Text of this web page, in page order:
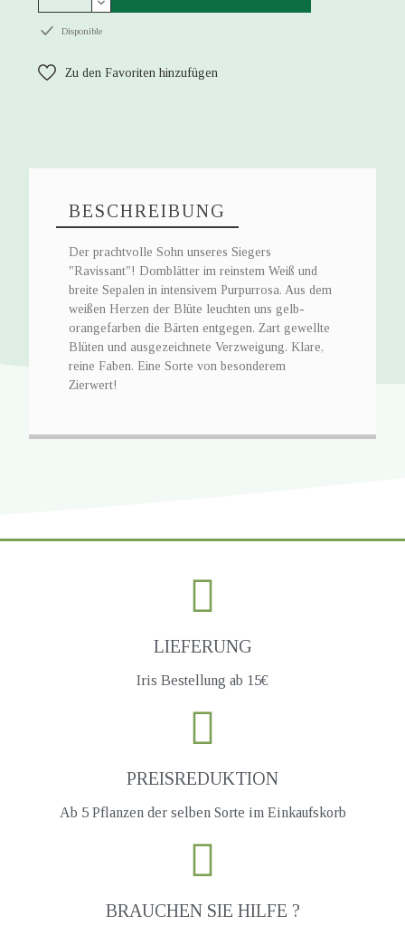
Disponible
Zu den Favoriten hinzufügen
BESCHREIBUNG
Der prachtvolle Sohn unseres Siegers
"Ravissant"! Domblätter im reinstem Weiß und
breite Sepalen in intensivem Purpurrosa. Aus dem
weißen Herzen der Blüte leuchten uns gelb-
orangefarben die Bärten entgegen. Zart gewellte
Blüten und ausgezeichnete Verzweigung. Klare,
reine Faben. Eine Sorte von besonderem
Zierwert!
LIEFERUNG
Iris Bestellung ab 15€
PREISREDUKTION
Ab 5 Pflanzen der selben Sorte im Einkaufskorb
BRAUCHEN SIE HILFE ?